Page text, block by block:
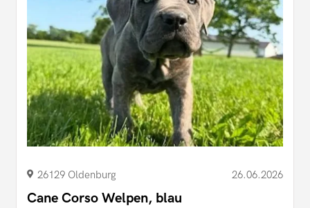
26129 Oldenburg 26.06.2026
Cane Corso Welpen, blau